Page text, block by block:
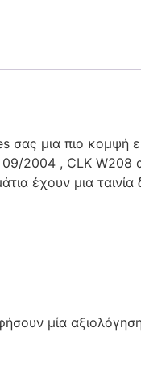
μια πιο κομψή
09/2004 , CLK
έχουν μια
μία